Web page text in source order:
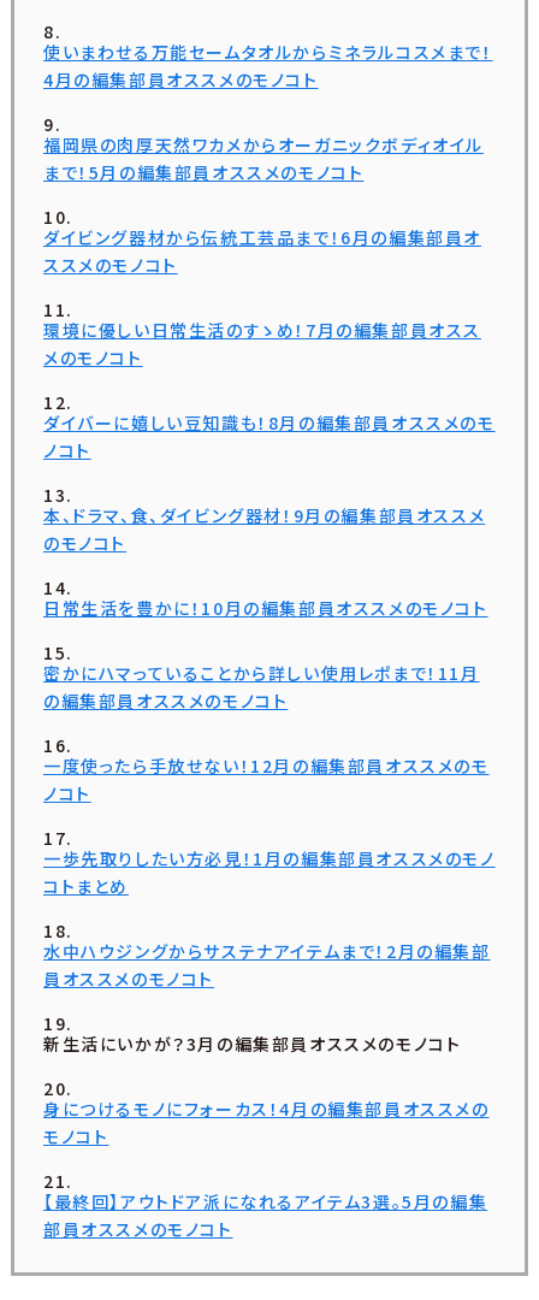
使いまわせる万能セームタオルからミネラルコスメまで！
4月の編集部員オススメのモノコト
福岡県の肉厚天然ワカメからオーガニックボディオイル
まで！5月の編集部員オススメのモノコト
ダイビング器材から伝統工芸品まで！6月の編集部員オ
ススメのモノコト
環境に優しい日常生活のすゝめ！7月の編集部員オスス
メのモノコト
ダイバーに嬉しい豆知識も！8月の編集部員オススメのモ
ノコト
本、ドラマ、食、ダイビング器材！9月の編集部員オススメ
のモノコト
日常生活を豊かに！10月の編集部員オススメのモノコト
密かにハマっていることから詳しい使用レポまで！11月
の編集部員オススメのモノコト
一度使ったら手放せない！12月の編集部員オススメのモ
ノコト
一歩先取りしたい方必見！1月の編集部員オススメのモノ
コトまとめ
水中ハウジングからサステナアイテムまで！2月の編集部
員オススメのモノコト
新生活にいかが？3月の編集部員オススメのモノコト
身につけるモノにフォーカス！4月の編集部員オススメの
モノコト
【最終回】アウトドア派になれるアイテム3選。5月の編集
部員オススメのモノコト